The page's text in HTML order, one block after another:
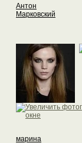
Антон
Марковский
марина